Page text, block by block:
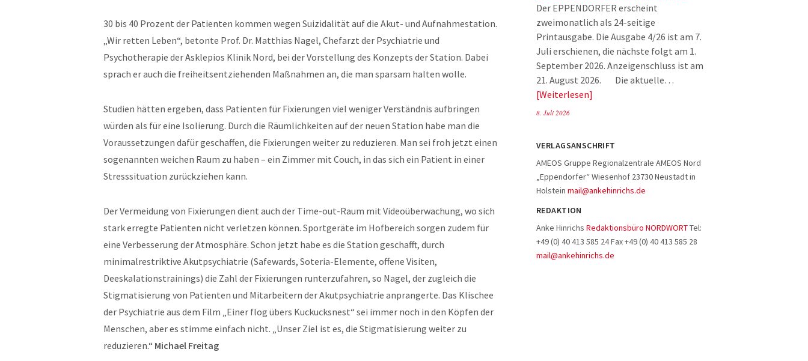
30 bis 40 Prozent der Patienten kommen wegen Suizidalität auf die Akut- und Aufnahmestation.
„Wir retten Leben“, betonte Prof. Dr. Matthias Nagel, Chefarzt der Psychiatrie und
Psychotherapie der Asklepios Klinik Nord, bei der Vorstellung des Konzepts der Station. Dabei
sprach er auch die freiheitsentziehenden Maßnahmen an, die man sparsam halten wolle.
Studien hätten ergeben, dass Patienten für Fixierungen viel weniger Verständnis aufbringen
würden als für eine Isolierung. Durch die Räumlichkeiten auf der neuen Station habe man die
Voraussetzungen dafür geschaffen, die Fixierungen weiter zu reduzieren. Man sei froh jetzt einen
sogenannten weichen Raum zu haben – ein Zimmer mit Couch, in das sich ein Patient in einer
Stresssituation zurückziehen kann.
Der Vermeidung von Fixierungen dient auch der Time-out-Raum mit Videoüberwachung, wo sich
stark erregte Patienten nicht verletzen können. Sportgeräte im Hofbereich sorgen zudem für
eine Verbesserung der Atmosphäre. Schon jetzt habe es die Station geschafft, durch
minimalrestriktive Akutpsychiatrie (Safewards, Soteria-Elemente, offene Visiten,
Deeskalationstrainings) die Zahl der Fixierungen runterzufahren, so Nagel, der zugleich die
Stigmatisierung von Patienten und Mitarbeitern der Akutpsychiatrie anprangerte. Das Klischee
der Psychiatrie aus dem Film „Einer flog übers Kuckucksnest“ sei immer noch in den Köpfen der
Menschen, aber es stimme einfach nicht. „Unser Ziel ist es, die Stigmatisierung weiter zu
reduzieren.“ Michael Freitag
Der EPPENDORFER erscheint
zweimonatlich als 24-seitige
Printausgabe. Die Ausgabe 4/26 ist am 7.
Juli erschienen, die nächste folgt am 1.
September 2026. Anzeigenschluss ist am
21. August 2026. Die aktuelle…
Weiterlesen
8. Juli 2026
VERLAGSANSCHRIFT
AMEOS Gruppe Regionalzentrale AMEOS Nord
„Eppendorfer“ Wiesenhof 23730 Neustadt in
Holstein mail@ankehinrichs.de
REDAKTION
Anke Hinrichs Redaktionsbüro NORDWORTTel:
+49 (0) 40 413 585 24 Fax +49 (0) 40 413 585 28
mail@ankehinrichs.de